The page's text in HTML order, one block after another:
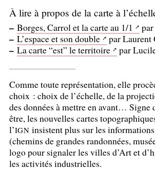
À lire à propos de la carte à
– Borges, Carrol et la carte au 1/1
– L’espace et son double par Laurent
– La carte “est” le territoire par
Comme toute représentation, elle
choix : choix de l’échelle, de la
des données à mettre en avant… Signe
être, les nouvelles cartes
l’IGN insistent plus sur les
(chemins de grandes randonnées,
logo pour signaler les villes d’Art et
les activités industrielles.